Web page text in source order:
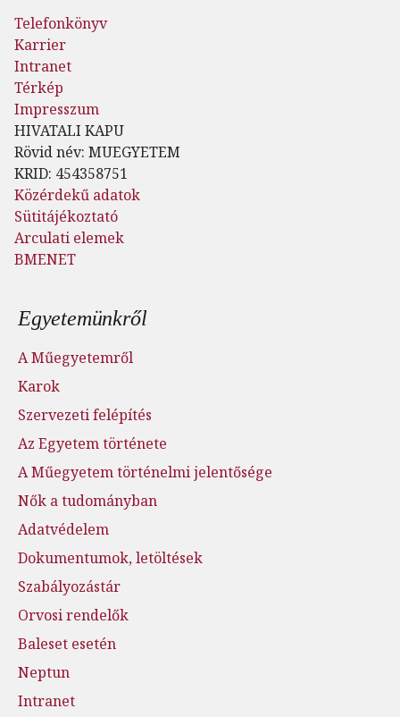
Telefonkönyv
Karrier
Intranet
Térkép
Impresszum
HIVATALI KAPU
Rövid név: MUEGYETEM
KRID: 454358751
Közérdekű adatok
Sütitájékoztató
Arculati elemek
BMENET
Lábléc menü
Egyetemünkről
A Műegyetemről
Karok
Szervezeti felépítés
Az Egyetem története
A Műegyetem történelmi jelentősége
Nők a tudományban
Adatvédelem
Dokumentumok, letöltések
Szabályozástár
Orvosi rendelők
Baleset esetén
Neptun
Intranet